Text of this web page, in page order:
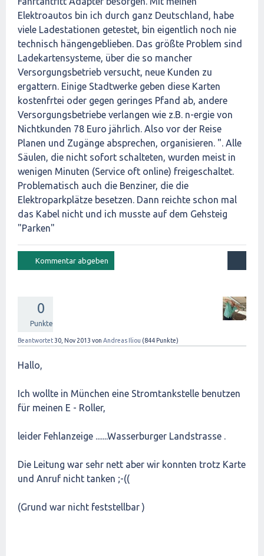
Elektroautos bin ich durch ganz Deutschland, habe
viele Ladestationen getestet, bin eigentlich noch nie
technisch hängengeblieben. Das größte Problem sind
Ladekartensysteme, über die so mancher
Versorgungsbetrieb versucht, neue Kunden zu
ergattern. Einige Stadtwerke geben diese Karten
kostenfrtei oder gegen geringes Pfand ab, andere
Versorgungsbetriebe verlangen wie z.B. n-ergie von
Nichtkunden 78 Euro jährlich. Also vor der Reise
Planen und Zugänge absprechen, organisieren. ". Alle
Säulen, die nicht sofort schalteten, wurden meist in
wenigen Minuten (Service oft online) freigeschaltet.
Problematisch auch die Benziner, die die
Elektroparkplätze besetzen. Dann reichte schon mal
das Kabel nicht und ich musste auf dem Gehsteig
"Parken"
0
Punkte
Beantwortet 30, Nov 2013 von Andreas Iliou (844 Punkte)
Hallo,
Ich wollte in München eine Stromtankstelle benutzen
für meinen E - Roller,
leider Fehlanzeige .......Wasserburger Landstrasse .
Die Leitung war sehr nett aber wir konnten trotz Karte
und Anruf nicht tanken ;-((
(Grund war nicht feststellbar )